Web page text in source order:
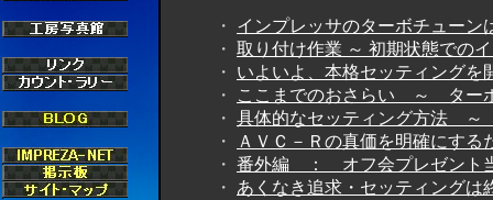
・ インプレッサのターボチュー
・ 取り付け作業 ～ 初期状態での
・ いよいよ、本格セッティング
・
ここまでのおさらい ～ ター
・ 具体的なセッティング方法
・
ＡＶＣ－Ｒの真価を明確にす
・ 番外編 ： オフ会プレゼント
・ あくなき追求・セッティング